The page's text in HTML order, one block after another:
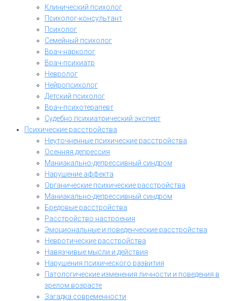
Клинический психолог
Психолог-консультант
Психолог
Семейный психолог
Врач-нарколог
Врач-психиатр
Невролог
Нейропсихолог
Детский психолог
Врач-психотерапевт
Судебно психиатрический эксперт
Психические расстройства
Неуточненные психические расстройства
Осенняя депрессия
Маниакально-депрессивный синдром
Нарушение аффекта
Органические психические расстройства
Маниакально-депрессивный синдром
Бредовые расстройства
Расстройство настроения
Эмоциональные и поведенческие расстройства
Невротические расстройства
Навязчивые мысли и действия
Нарушения психического развития
Патологические изменения личности и поведения в
зрелом возрасте
Загадка современности